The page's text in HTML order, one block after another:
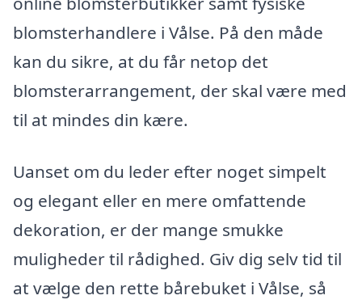
blomsterhandlere i Vålse. På den måde
kan du sikre, at du får netop det
blomsterarrangement, der skal være med
til at mindes din kære.
Uanset om du leder efter noget simpelt
og elegant eller en mere omfattende
dekoration, er der mange smukke
muligheder til rådighed. Giv dig selv tid til
at vælge den rette bårebuket i Vålse, så